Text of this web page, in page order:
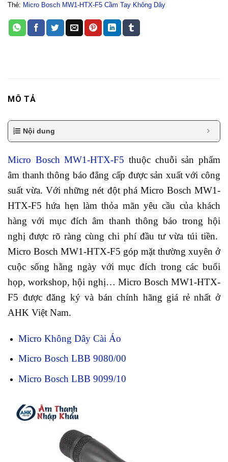
Thẻ: Micro Bosch MW1-HTX-F5 Cầm Tay Không Dây
MÔ TẢ
Nội dung
Micro Bosch MW1-HTX-F5 thuộc chuỗi sản phẩm
âm thanh thông báo đẳng cấp được sản xuất với công
suất vừa. Với những nét đột phá Micro Bosch MW1-
HTX-F5 hứa hẹn làm thỏa mãn yêu cầu của khách
hàng với mục đích âm thanh thông báo trong hội
nghị được rõ ràng cùng chi phí đầu tư vừa túi tiền.
Micro Bosch MW1-HTX-F5 góp mặt thường xuyên ở
cuộc sống hằng ngày với mục đích trong các buổi
họp, workshop, hội nghị… Micro Bosch MW1-HTX-
F5 được đăng ký và bán chính hãng giá rẻ nhất ở
AHK Việt Nam.
Micro Không Dây Cài Áo
Micro Bosch LBB 9080/00
Micro Bosch LBB 9099/10